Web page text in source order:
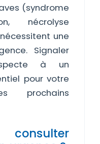
(syndrome
nécrolyse
une
Signaler
à un
pour votre
prochains